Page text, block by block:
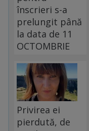
înscrieri s-a
prelungit până
la data de 11
OCTOMBRIE
Privirea ei
pierdută, de